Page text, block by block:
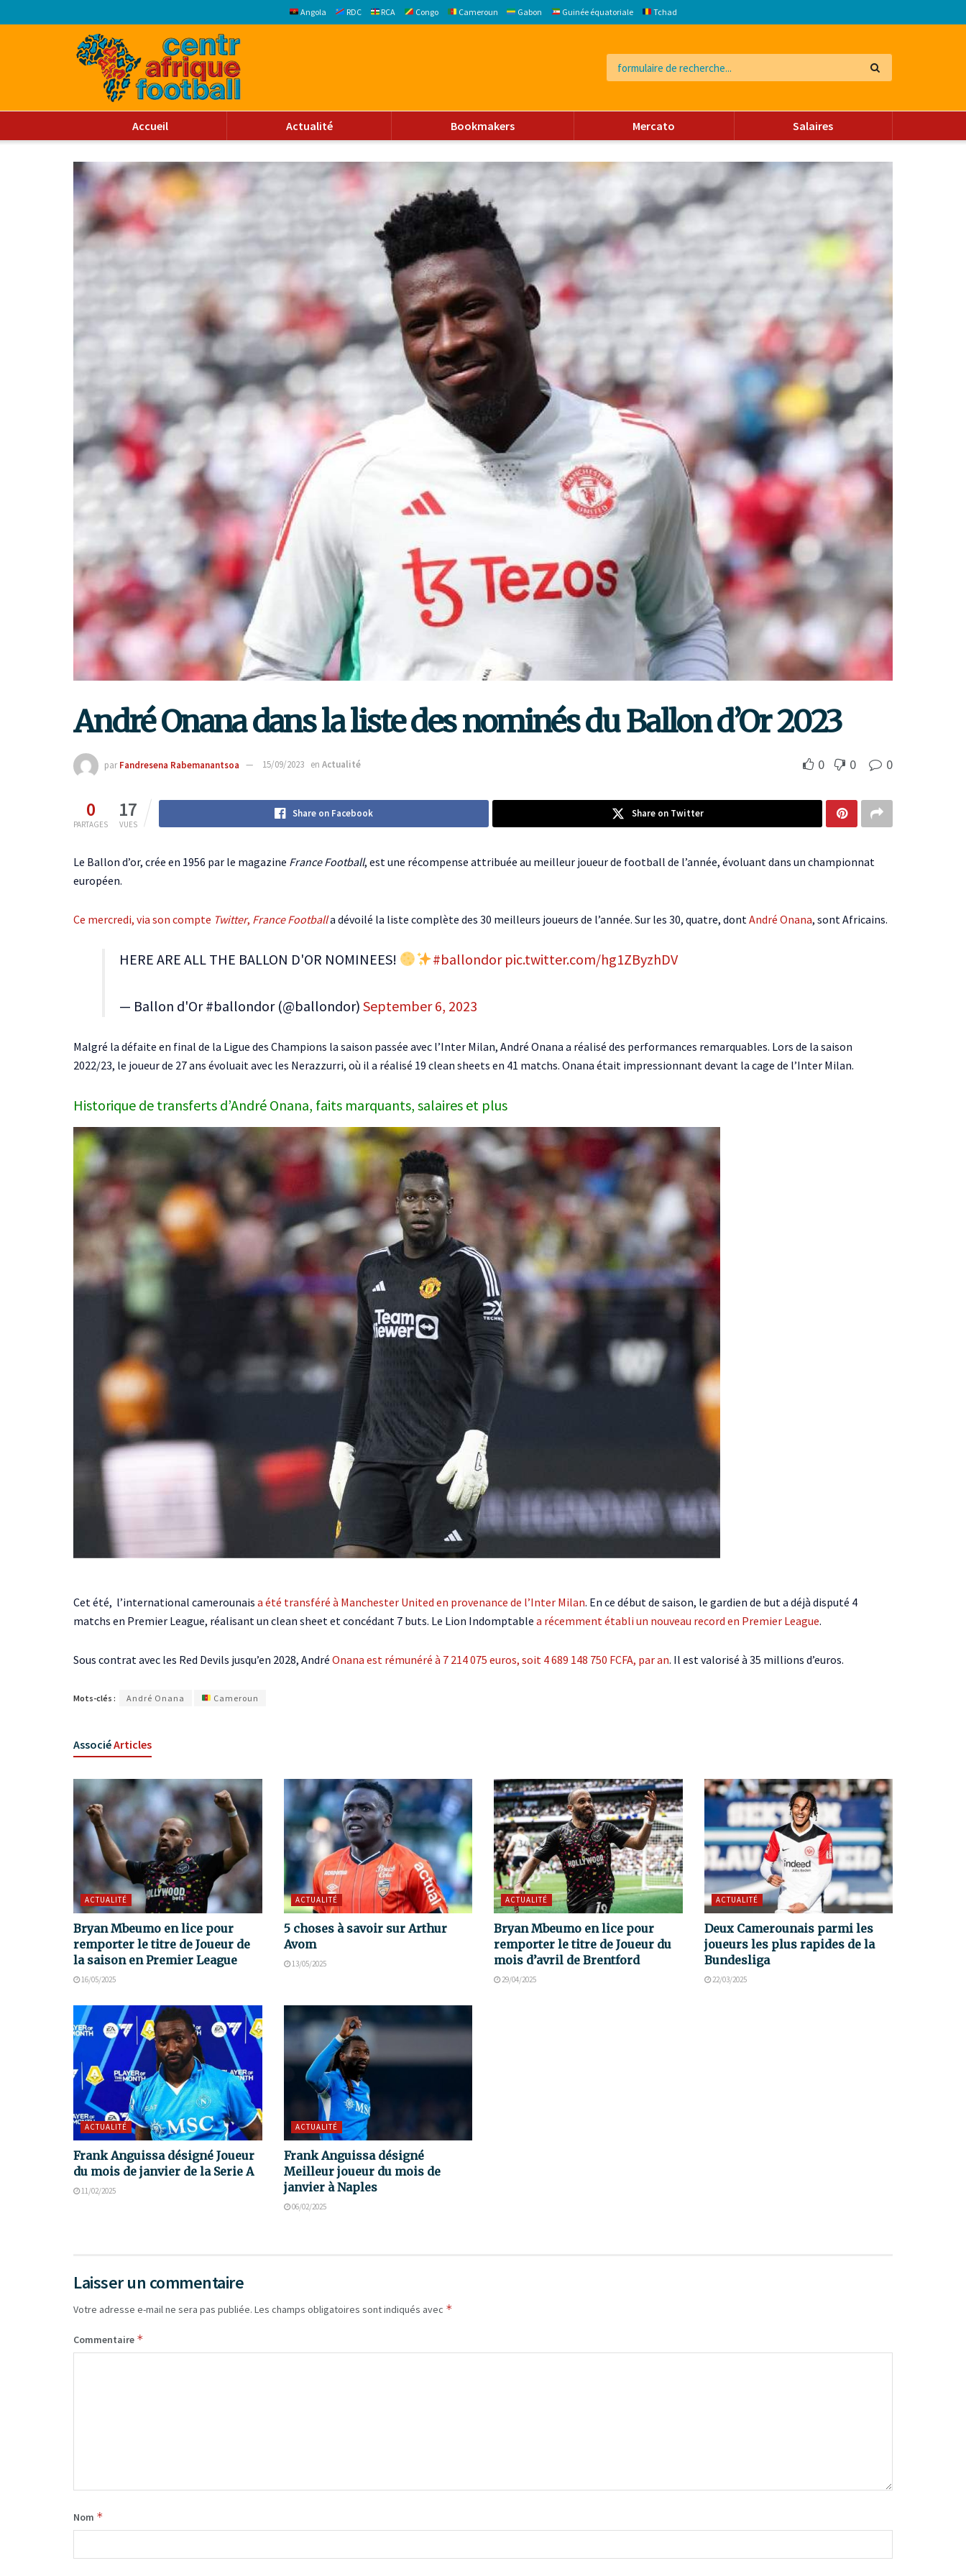
Angola RDC RCA Congo Cameroun Gabon Guinée équatoriale Tchad
Accueil Actualité Bookmakers Mercato Salaires
André Onana dans la liste des nominés du Ballon d’Or 2023
par Fandresena Rabemanantsoa 15/09/2023 en Actualité 0 0 0
0
PARTAGES
17
VUES
Share on Facebook Share on Twitter
Le Ballon d’or, crée en 1956 par le magazine France Football, est une récompense attribuée au meilleur joueur de football de l’année, évoluant dans un championnat
européen.
Ce mercredi, via son compte Twitter, France Footballa dévoilé la liste complète des 30 meilleurs joueurs de l’année. Sur les 30, quatre, dont André Onana, sont Africains.
HERE ARE ALL THE BALLON D'OR NOMINEES! #ballondor pic.twitter.com/hg1ZByzhDV
— Ballon d'Or #ballondor (@ballondor) September 6, 2023
Malgré la défaite en final de la Ligue des Champions la saison passée avec l’Inter Milan, André Onana a réalisé des performances remarquables. Lors de la saison
2022/23, le joueur de 27 ans évoluait avec les Nerazzurri, où il a réalisé 19 clean sheets en 41 matchs. Onana était impressionnant devant la cage de l’Inter Milan.
Historique de transferts d’André Onana, faits marquants, salaires et plus
Cet été, l’international camerounais a été transféré à Manchester United en provenance de l’Inter Milan. En ce début de saison, le gardien de but a déjà disputé 4
matchs en Premier League, réalisant un clean sheet et concédant 7 buts. Le Lion Indomptable a récemment établi un nouveau record en Premier League.
Sous contrat avec les Red Devils jusqu’en 2028, André Onana est rémunéré à 7 214 075 euros, soit 4 689 148 750 FCFA, par an. Il est valorisé à 35 millions d’euros.
Mots-clés : André Onana Cameroun
AssociéArticles
ACTUALITÉ
Bryan Mbeumo en lice pour
remporter le titre de Joueur de
la saison en Premier League
16/05/2025
ACTUALITÉ
5 choses à savoir sur Arthur
Avom
13/05/2025
ACTUALITÉ
Bryan Mbeumo en lice pour
remporter le titre de Joueur du
mois d’avril de Brentford
29/04/2025
ACTUALITÉ
Deux Camerounais parmi les
joueurs les plus rapides de la
Bundesliga
22/03/2025
ACTUALITÉ
Frank Anguissa désigné Joueur
du mois de janvier de la Serie A
11/02/2025
ACTUALITÉ
Frank Anguissa désigné
Meilleur joueur du mois de
janvier à Naples
06/02/2025
Laisser un commentaire
Votre adresse e-mail ne sera pas publiée. Les champs obligatoires sont indiqués avec *
Commentaire *
Nom *